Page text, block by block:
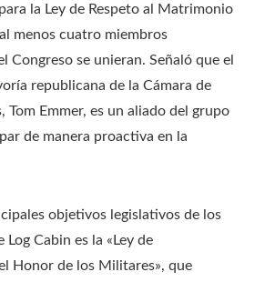
la Ley de Respeto al Matrimonio
menos cuatro miembros
Congreso se unieran. Señaló que el
republicana de la Cámara de
Tom Emmer, es un aliado del grupo
de manera proactiva en la
objetivos legislativos de los
Log Cabin es la «Ley de
Honor de los Militares», que